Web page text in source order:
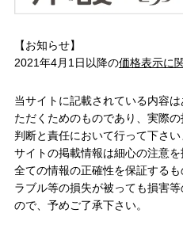
【お知らせ】
2021年4月1日以降の価格表示に
当サイトに記載されている内容
ただくためのものであり、実際
判断と責任において行って下さ
サイトの掲載情報は細心の注意
全ての情報の正確性を保証する
ラブル等の損失が被っても損害
ので、予めご了承下さい。